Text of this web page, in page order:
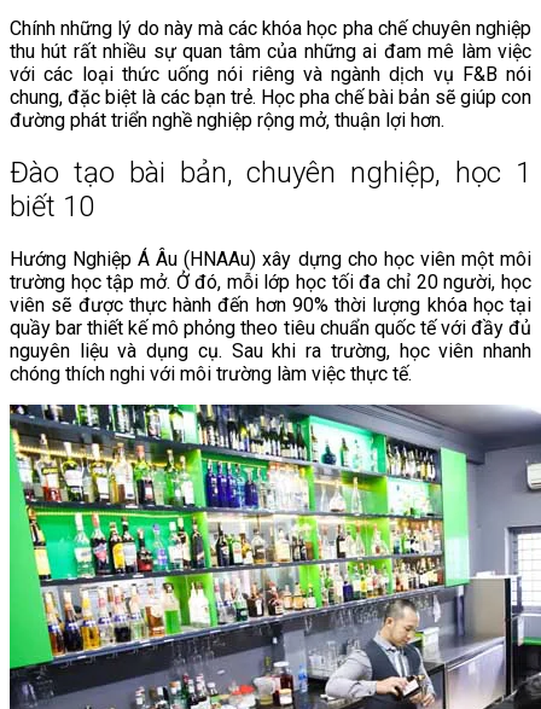
Chính những lý do này mà các khóa học pha chế chuyên nghiệp
thu hút rất nhiều sự quan tâm của những ai đam mê làm việc
với các loại thức uống nói riêng và ngành dịch vụ F&B nói
chung, đặc biệt là các bạn trẻ. Học pha chế bài bản sẽ giúp con
đường phát triển nghề nghiệp rộng mở, thuận lợi hơn.
Đào tạo bài bản, chuyên nghiệp, học 1
biết 10
Hướng Nghiệp Á Âu (HNAAu) xây dựng cho học viên một môi
trường học tập mở. Ở đó, mỗi lớp học tối đa chỉ 20 người, học
viên sẽ được thực hành đến hơn 90% thời lượng khóa học tại
quầy bar thiết kế mô phỏng theo tiêu chuẩn quốc tế với đầy đủ
nguyên liệu và dụng cụ. Sau khi ra trường, học viên nhanh
chóng thích nghi với môi trường làm việc thực tế.